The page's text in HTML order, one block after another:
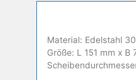
Material: Edelstahl
Größe: L 151 mm x B